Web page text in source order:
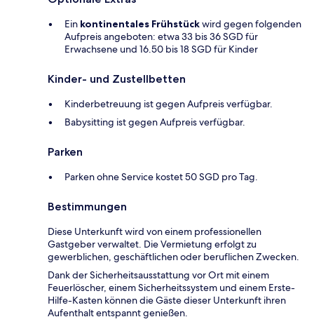
Ein kontinentales Frühstückwird gegen folgenden
Aufpreis angeboten: etwa 33 bis 36 SGD für
Erwachsene und 16.50 bis 18 SGD für Kinder
Kinder- und Zustellbetten
Kinderbetreuung ist gegen Aufpreis verfügbar.
Babysitting ist gegen Aufpreis verfügbar.
Parken
Parken ohne Service kostet 50 SGD pro Tag.
Bestimmungen
Diese Unterkunft wird von einem professionellen
Gastgeber verwaltet. Die Vermietung erfolgt zu
gewerblichen, geschäftlichen oder beruflichen Zwecken.
Dank der Sicherheitsausstattung vor Ort mit einem
Feuerlöscher, einem Sicherheitssystem und einem Erste-
Hilfe-Kasten können die Gäste dieser Unterkunft ihren
Aufenthalt entspannt genießen.